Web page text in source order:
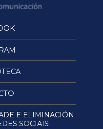
E ELIMINACIÓN
SOCIAIS